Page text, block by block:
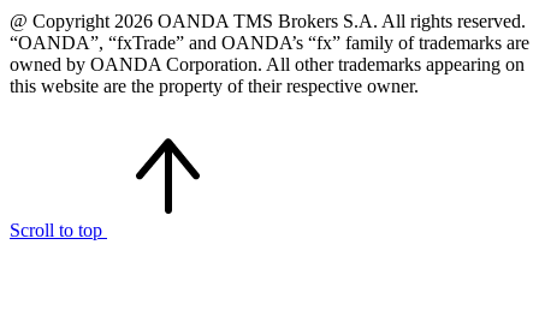
@ Copyright 2026 OANDA TMS Brokers S.A. All rights reserved.
“OANDA”, “fxTrade” and OANDA’s “fx” family of trademarks are
owned by OANDA Corporation. All other trademarks appearing on
this website are the property of their respective owner.
Scroll to top